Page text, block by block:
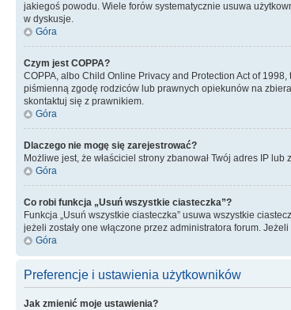
jakiegoś powodu. Wiele forów systematycznie usuwa
w dyskusje.
Góra
Czym jest COPPA?
COPPA, albo Child Online Privacy and Protection Act of
piśmienną zgodę rodziców lub prawnych opiekunów na
skontaktuj się z prawnikiem.
Góra
Dlaczego nie mogę się zarejestrować?
Możliwe jest, że właściciel strony zbanował Twój adres IP
Góra
Co robi funkcja „Usuń wszystkie ciasteczka”?
Funkcja „Usuń wszystkie ciasteczka” usuwa wszystkie
jeżeli zostały one włączone przez administratora forum.
Góra
Preferencje i ustawienia użytkowników
Jak zmienić moje ustawienia?